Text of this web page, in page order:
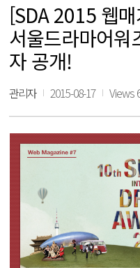
[SDA 2015 웹
서울드라마어
자 공개!
관리자 2015-08-17 Views